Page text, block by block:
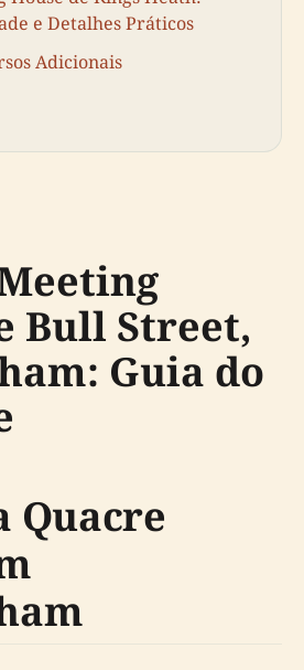
e Detalhes Práticos
Adicionais
Bull Street,
Guia do
Quacre